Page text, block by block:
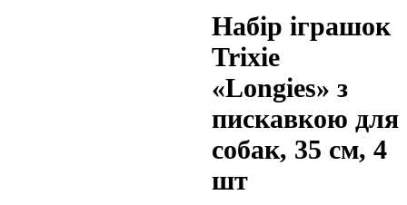
Набір іграшок
Trixie
«Longies» з
пискавкою для
собак, 35 см, 4
шт